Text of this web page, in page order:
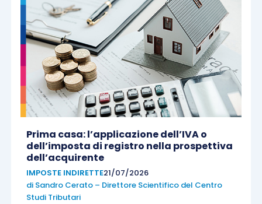
Prima casa: l’applicazione dell’IVA o
dell’imposta di registro nella prospettiva
dell’acquirente
IMPOSTE INDIRETTE21/07/2026
di Sandro Cerato – Direttore Scientifico del Centro
Studi Tributari